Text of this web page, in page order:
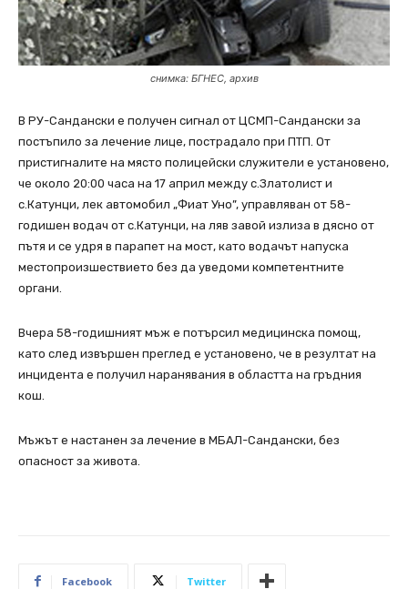
снимка: БГНЕС, архив
В РУ-Сандански е получен сигнал от ЦСМП-Сандански за
постъпило за лечение лице, пострадало при ПТП. От
пристигналите на място полицейски служители е установено,
че около 20:00 часа на 17 април между с.Златолист и
с.Катунци, лек автомобил „Фиат Уно”, управляван от 58-
годишен водач от с.Катунци, на ляв завой излиза в дясно от
пътя и се удря в парапет на мост, като водачът напуска
местопроизшествието без да уведоми компетентните
органи.
Вчера 58-годишният мъж е потърсил медицинска помощ,
като след извършен преглед е установено, че в резултат на
инцидента е получил наранявания в областта на гръдния
кош.
Мъжът е настанен за лечение в МБАЛ-Сандански, без
опасност за живота.
Facebook Twitter